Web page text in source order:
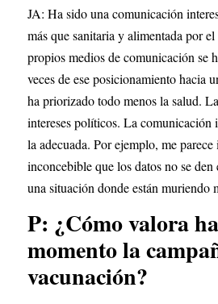
JA: Ha sido una comunicación
más que sanitaria y alimentada por
propios medios de comunicación se
veces de ese posicionamiento hacia
ha priorizado todo menos la salud.
intereses políticos. La comunicación
la adecuada. Por ejemplo, me
inconcebible que los datos no se den
una situación donde están muriendo
P: ¿Cómo valora
momento la
vacunación?